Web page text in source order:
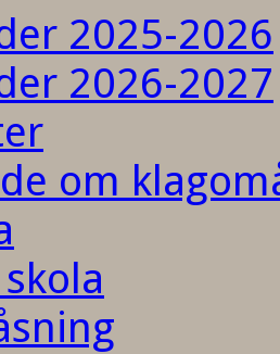
2025-2026
2026-2027
om